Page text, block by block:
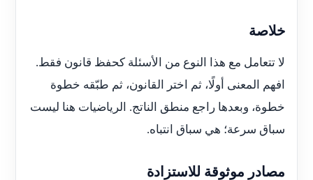
خلاصة
لا تتعامل مع هذا النوع من الأسئلة كحفظ قانون فقط.
افهم المعنى أولًا، ثم اختر القانون، ثم طبّقه خطوة
خطوة، وبعدها راجع منطق الناتج. الرياضيات هنا ليست
سباق سرعة؛ هي سباق انتباه.
مصادر موثوقة للاستزادة